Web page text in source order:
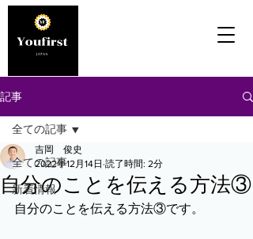
記事
全ての記事
新着情報
全ての記事
自分のことを伝える方法③
吉岡 俊史
2022年12月14日 読了時間: 2分
自分のことを伝える方法③です。